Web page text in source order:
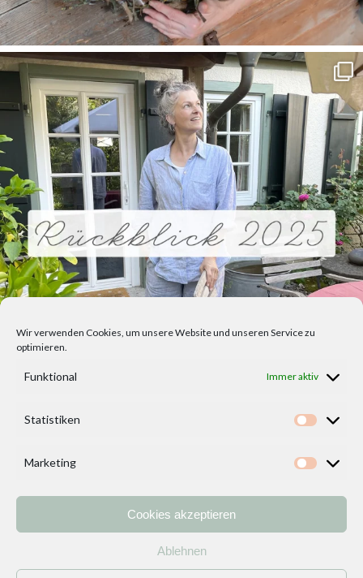
Wir verwenden Cookies, um unsere Website und unseren Service zu
optimieren.
Funktional Immer aktiv
Statistiken
Marketing
Cookies akzeptieren
Ablehnen
Kontakt